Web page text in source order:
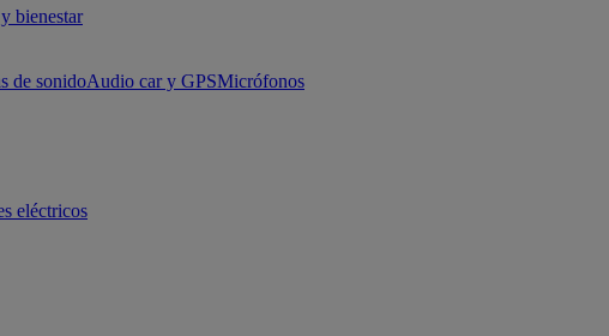
bienestar
de sonidoAudio car y GPSMicrófonos
eléctricos